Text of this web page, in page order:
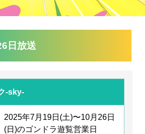
日放送
-sky-
2025年7月19日(土)〜10月26日
(日)のゴンドラ遊覧営業日